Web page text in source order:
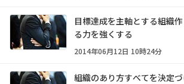
目標達成を主軸とする組織
る力を強くする
2014年06月12日 10時24分
組織のあり方すべてを決定づ